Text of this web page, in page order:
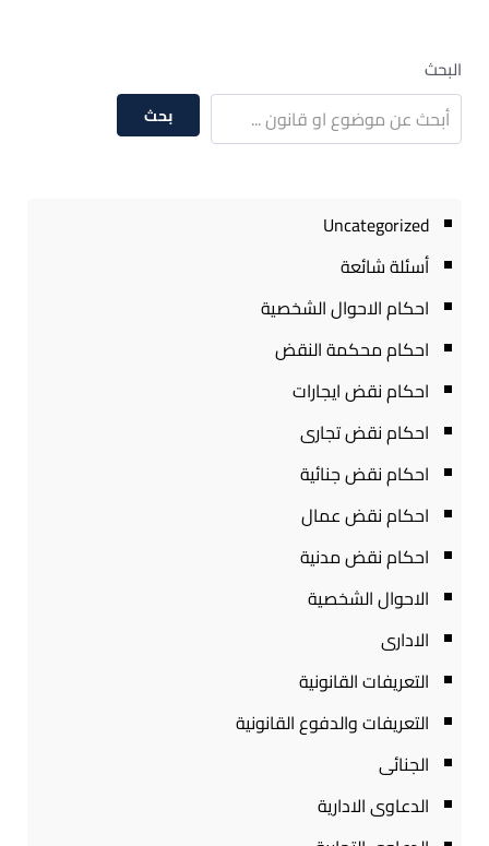
البحث
بحث
Uncategorized
أسئلة شائعة
احكام الاحوال الشخصية
احكام محكمة النقض
احكام نقض ايجارات
احكام نقض تجارى
احكام نقض جنائية
احكام نقض عمال
احكام نقض مدنية
الاحوال الشخصية
الادارى
التعريفات القانونية
التعريفات والدفوع القانونية
الجنائى
الدعاوى الادارية